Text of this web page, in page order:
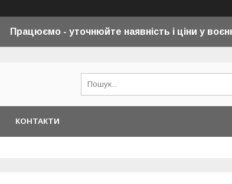
Працюємо - уточнюйте наявність і ціни у
КОНТАКТИ